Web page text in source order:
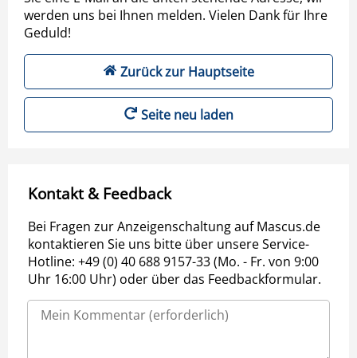
werden uns bei Ihnen melden. Vielen Dank für Ihre
Geduld!
Zurück zur Hauptseite
Seite neu laden
Kontakt & Feedback
Bei Fragen zur Anzeigenschaltung auf Mascus.de
kontaktieren Sie uns bitte über unsere Service-
Hotline: +49 (0) 40 688 9157-33 (Mo. - Fr. von 9:00
Uhr 16:00 Uhr) oder über das Feedbackformular.